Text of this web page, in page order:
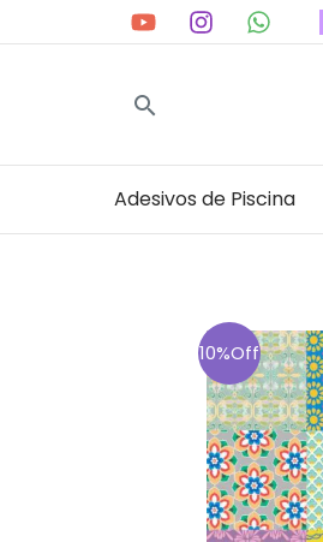
para
Pesquisar
Adesivos de Piscina
10%Off